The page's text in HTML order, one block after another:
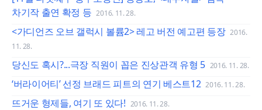
차기작 출연 확정 등 2016. 11. 28.
<가디언즈 오브 갤럭시 볼륨2> 레고 버전 예고편 등장 2016.
11. 28.
당신도 혹시?...극장 직원이 꼽은 진상관객 유형 5 2016. 11. 28.
‘버라이어티’ 선정 브래드 피트의 연기 베스트12 2016. 11. 28.
뜨거운 형제들, 여기 또 있다! 2016. 11. 28.